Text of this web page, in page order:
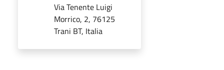
Via Tenente Luigi
Morrico, 2, 76125
Trani BT, Italia